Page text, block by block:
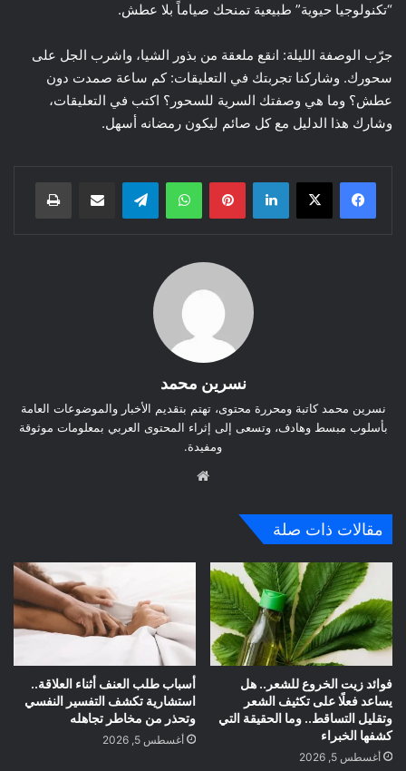
“تكنولوجيا حيوية” طبيعية تمنحك صياماً بلا عطش.
جرّب الوصفة الليلة: انقع ملعقة من بذور الشيا، واشرب الجل على
سحورك. وشاركنا تجربتك في التعليقات: كم ساعة صمدت دون
عطش؟ وما هي وصفتك السرية للسحور؟ اكتب في التعليقات،
وشارك هذا الدليل مع كل صائم ليكون رمضانه أسهل.
لينكدإن بينتيريست واتساب
نسرين محمد
نسرين محمد كاتبة ومحررة محتوى، تهتم بتقديم الأخبار والموضوعات العامة
بأسلوب مبسط وهادف، وتسعى إلى إثراء المحتوى العربي بمعلومات موثوقة
ومفيدة.
مقالات ذات صلة
فوائد زيت الخروع للشعر.. هل
يساعد فعلًا على تكثيف الشعر
وتقليل التساقط.. وما الحقيقة التي
كشفها الخبراء
أغسطس 5, 2026
أسباب طلب العنف أثناء العلاقة..
استشارية تكشف التفسير النفسي
وتحذر من مخاطر تجاهله
أغسطس 5, 2026